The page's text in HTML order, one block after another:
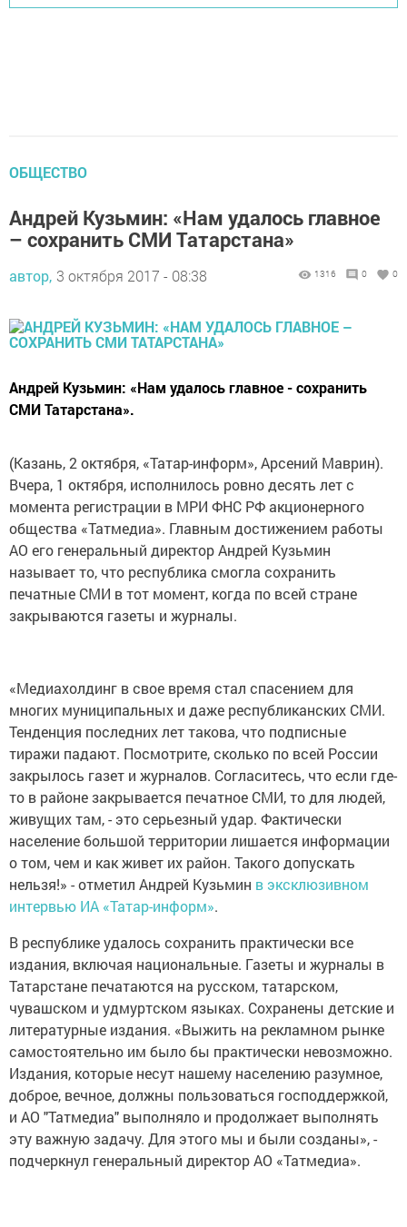
ОБЩЕСТВО
Андрей Кузьмин: «Нам удалось главное
– сохранить СМИ Татарстана»
автор, 3 октября 2017 - 08:38 1316 0 0
Андрей Кузьмин: «Нам удалось главное - сохранить
СМИ Татарстана».
(Казань, 2 октября, «Татар-информ», Арсений Маврин).
Вчера, 1 октября, исполнилось ровно десять лет с
момента регистрации в МРИ ФНС РФ акционерного
общества «Татмедиа». Главным достижением работы
АО его генеральный директор Андрей Кузьмин
называет то, что республика смогла сохранить
печатные СМИ в тот момент, когда по всей стране
закрываются газеты и журналы.
«Медиахолдинг в свое время стал спасением для
многих муниципальных и даже республиканских СМИ.
Тенденция последних лет такова, что подписные
тиражи падают. Посмотрите, сколько по всей России
закрылось газет и журналов. Согласитесь, что если где-
то в районе закрывается печатное СМИ, то для людей,
живущих там, - это серьезный удар. Фактически
население большой территории лишается информации
о том, чем и как живет их район. Такого допускать
нельзя!» - отметил Андрей Кузьмин в эксклюзивном
интервью ИА «Татар-информ».
В республике удалось сохранить практически все
издания, включая национальные. Газеты и журналы в
Татарстане печатаются на русском, татарском,
чувашском и удмуртском языках. Сохранены детские и
литературные издания. «Выжить на рекламном рынке
самостоятельно им было бы практически невозможно.
Издания, которые несут нашему населению разумное,
доброе, вечное, должны пользоваться господдержкой,
и АО "Татмедиа" выполняло и продолжает выполнять
эту важную задачу. Для этого мы и были созданы», -
подчеркнул генеральный директор АО «Татмедиа».